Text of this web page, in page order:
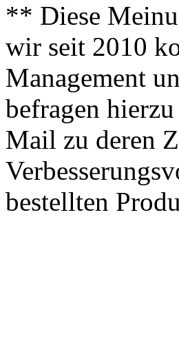
** Diese
wir seit 2010
Management
befragen
Mail zu deren
bestellten